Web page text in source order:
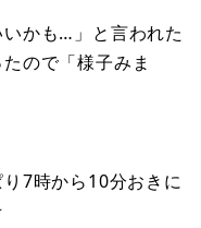
いかも…」と言われた
ので「様子みま
7時から10分おきに